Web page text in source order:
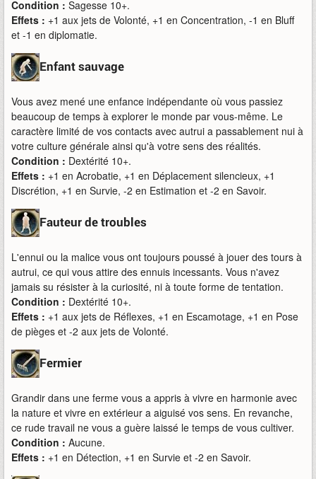
Condition : Sagesse 10+.
Effets : +1 aux jets de Volonté, +1 en Concentration, -1 en Bluff
et -1 en diplomatie.
Enfant sauvage
Vous avez mené une enfance indépendante où vous passiez
beaucoup de temps à explorer le monde par vous-même. Le
caractère limité de vos contacts avec autrui a passablement nui à
votre culture générale ainsi qu'à votre sens des réalités.
Condition : Dextérité 10+.
Effets : +1 en Acrobatie, +1 en Déplacement silencieux, +1
Discrétion, +1 en Survie, -2 en Estimation et -2 en Savoir.
Fauteur de troubles
L'ennui ou la malice vous ont toujours poussé à jouer des tours à
autrui, ce qui vous attire des ennuis incessants. Vous n'avez
jamais su résister à la curiosité, ni à toute forme de tentation.
Condition : Dextérité 10+.
Effets : +1 aux jets de Réflexes, +1 en Escamotage, +1 en Pose
de pièges et -2 aux jets de Volonté.
Fermier
Grandir dans une ferme vous a appris à vivre en harmonie avec
la nature et vivre en extérieur a aiguisé vos sens. En revanche,
ce rude travail ne vous a guère laissé le temps de vous cultiver.
Condition : Aucune.
Effets : +1 en Détection, +1 en Survie et -2 en Savoir.